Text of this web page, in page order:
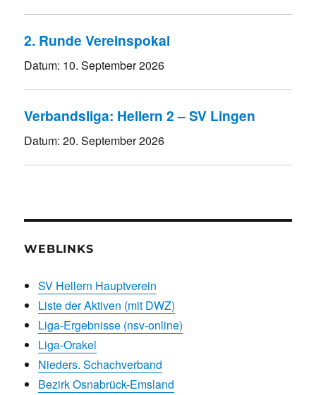
2. Runde Vereinspokal
Datum: 10. September 2026
Verbandsliga: Hellern 2 – SV Lingen
Datum:20. September 2026
WEBLINKS
SV Hellern Hauptverein
Liste der Aktiven (mit DWZ)
Liga-Ergebnisse (nsv-online)
Liga-Orakel
Nieders. Schachverband
Bezirk Osnabrück-Emsland